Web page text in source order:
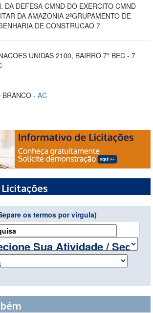
DA DEFESA CMND DO EXERCITO CMND
DA AMAZONIA 2ºGRUPAMENTO DE
DE CONSTRUCAO 7
UNIDAS 2100, BAIRRO 7º BEC - 7
BRANCO - AC
os termos por virgula)